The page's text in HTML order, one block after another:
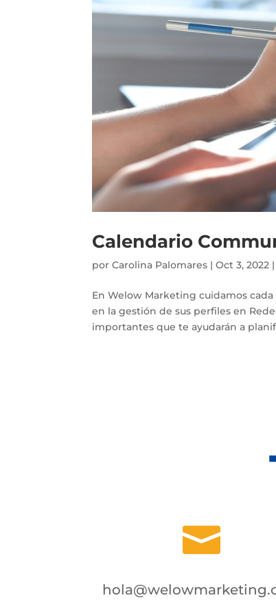
Calendario
porCarolina Palomares |Oct 3, 2022 |
En Welow Marketing cuidamos
en la gestión de sus perfiles en
importantes que te ayudarán a
